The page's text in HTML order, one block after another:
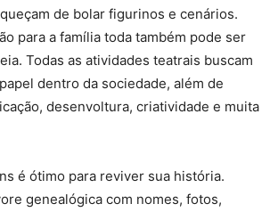
de bolar figurinos e cenários.
para a família toda também pode ser
Todas as atividades teatrais buscam
dentro da sociedade, além de
desenvoltura, criatividade e muita
é ótimo para reviver sua história.
genealógica com nomes, fotos,